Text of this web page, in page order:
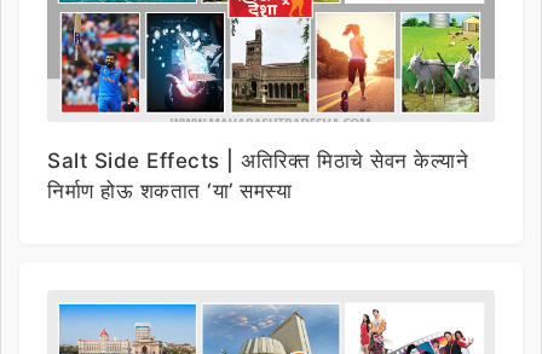
Salt Side Effects | अतिरिक्त मिठाचे सेवन केल्याने
निर्माण होऊ शकतात ‘या’ समस्या